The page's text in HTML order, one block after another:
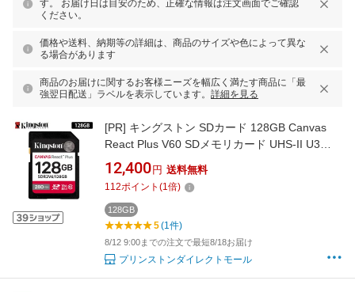
す。 お届け日は目安のため、正確な情報は注文画面でご確認
ください。
価格や送料、納期等の詳細は、商品のサイズや色によって異な
る場合があります
商品のお届けに関するお客様ニーズを幅広く満たす商品に「最
強翌日配送」ラベルを表示しています。 詳細を見る
[PR] キングストン SDカード 128GB Canvas
React Plus V60 SDメモリカード UHS-II U3
V60 SDR2V6/128GB Kingston SDXC 4K uhs-2
U3 一眼レフ ミラーレス 高速 カメラ メーカー
製品寿命期間保証 国内正規品 キャンセル不可
12,400 円 送料無料
112ポイント (1倍)
128GB
5(1件)
8/12 9:00までの注文で最短8/18お届け
プリンストンダイレクトモール